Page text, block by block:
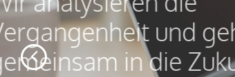
gemeinsam
Previous